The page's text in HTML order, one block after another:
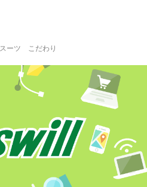
スーツ こだわり